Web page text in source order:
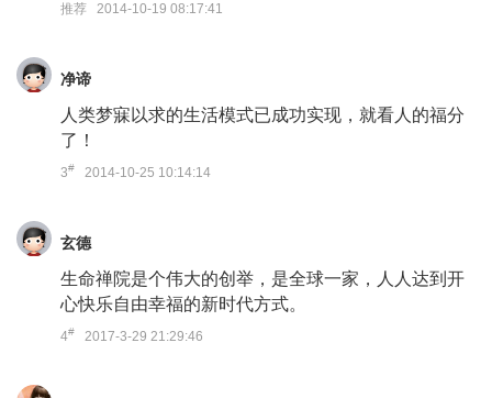
推荐 2014-10-19 08:17:41
净谛
人类梦寐以求的生活模式已成功实现，就看人的福分
了！
3# 2014-10-25 10:14:14
玄德
生命禅院是个伟大的创举，是全球一家，人人达到开
心快乐自由幸福的新时代方式。
4# 2017-3-29 21:29:46